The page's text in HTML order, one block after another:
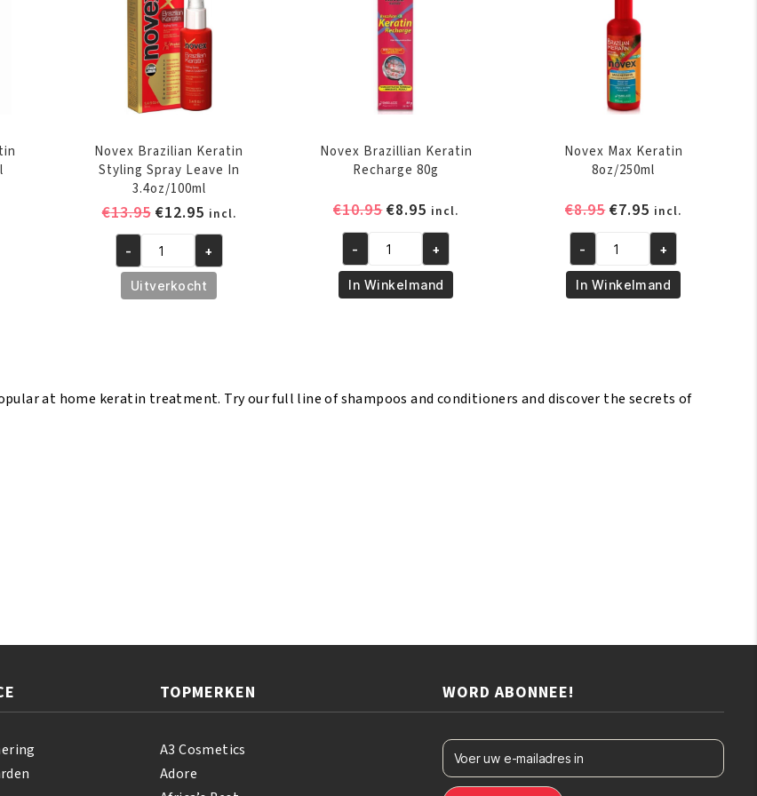
Novex Brazilian Keratin
Styling Spray Leave In
3.4oz/100ml
€13.95 Oorspronkelijke
was:
€13.95.
€12.95Huidige
prijs
is:
€12.95.
incl.
Novex
Brazilian
Keratin
3.4oz/100ml
- +
Uitverkocht
Novex Brazillian Keratin
Recharge 80g
€10.95Oorspronkelijke
was:
€10.95.
€8.95 Huidige
prijs
is:
€8.95.
incl.
Novex
Brazillian
Keratin
- +
In Winkelmand
Novex Max Keratin
8oz/250ml
€8.95Oorspronkelijke
was:
€8.95.
€7.95 Huidige
prijs
is:
€7.95.
incl.
Novex
Max
Keratin
- +
In Winkelmand
at home keratin treatment. Try our full line of shampoos and conditioners and discover the secrets of
TOPMERKEN
A3 Cosmetics
Adore
WORD ABONNEE!